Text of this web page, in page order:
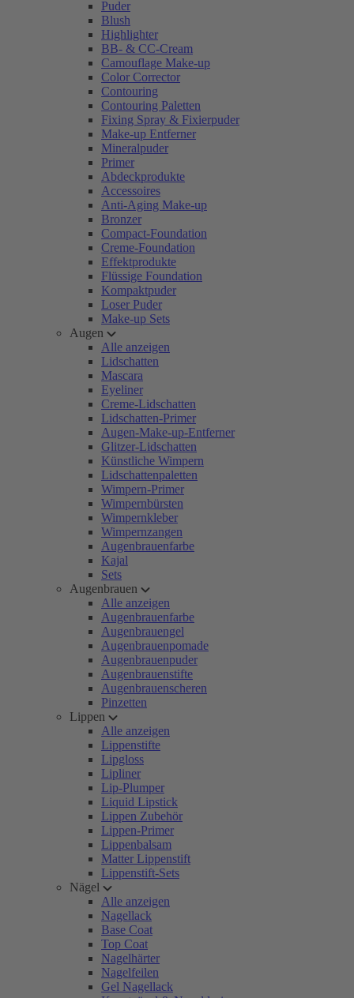
Puder
Blush
Highlighter
BB- & CC-Cream
Camouflage Make-up
Color Corrector
Contouring
Contouring Paletten
Fixing Spray & Fixierpuder
Make-up Entferner
Mineralpuder
Primer
Abdeckprodukte
Accessoires
Anti-Aging Make-up
Bronzer
Compact-Foundation
Creme-Foundation
Effektprodukte
Flüssige Foundation
Kompaktpuder
Loser Puder
Make-up Sets
Augen
Alle anzeigen
Lidschatten
Mascara
Eyeliner
Creme-Lidschatten
Lidschatten-Primer
Augen-Make-up-Entferner
Glitzer-Lidschatten
Künstliche Wimpern
Lidschattenpaletten
Wimpern-Primer
Wimpernbürsten
Wimpernkleber
Wimpernzangen
Augenbrauenfarbe
Kajal
Sets
Augenbrauen
Alle anzeigen
Augenbrauenfarbe
Augenbrauengel
Augenbrauenpomade
Augenbrauenpuder
Augenbrauenstifte
Augenbrauenscheren
Pinzetten
Lippen
Alle anzeigen
Lippenstifte
Lipgloss
Lipliner
Lip-Plumper
Liquid Lipstick
Lippen Zubehör
Lippen-Primer
Lippenbalsam
Matter Lippenstift
Lippenstift-Sets
Nägel
Alle anzeigen
Nagellack
Base Coat
Top Coat
Nagelhärter
Nagelfeilen
Gel Nagellack